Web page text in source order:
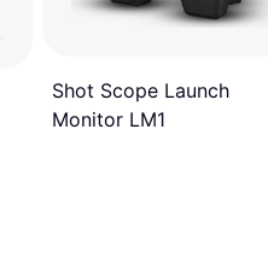
Shot Scope Launch
Monitor LM1